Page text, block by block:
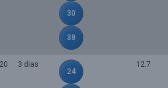
30
38
3 dias
24
12.7